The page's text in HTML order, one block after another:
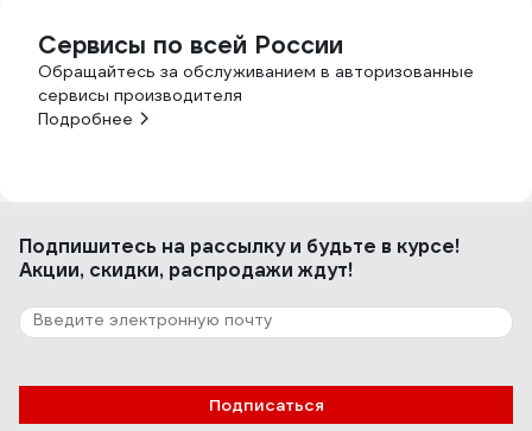
Сервисы по всей России
Обращайтесь за обслуживанием в авторизованные
сервисы производителя
Подробнее
Подпишитесь на рассылкуи будьте в курсе!
Акции, скидки, распродажи ждут!
Подписаться